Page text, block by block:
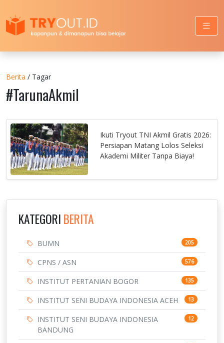
Berita / Tagar
#TarunaAkmil
Ikuti Tryout TNI Akmil Gratis 2026:
Persiapan Matang Lolos Seleksi
Akademi Militer Tanpa Biaya!
KATEGORI BERITA
BUMN 205
CPNS / ASN 576
INSTITUT PERTANIAN BOGOR 135
INSTITUT SENI BUDAYA INDONESIA ACEH 13
INSTITUT SENI BUDAYA INDONESIA
BANDUNG
12